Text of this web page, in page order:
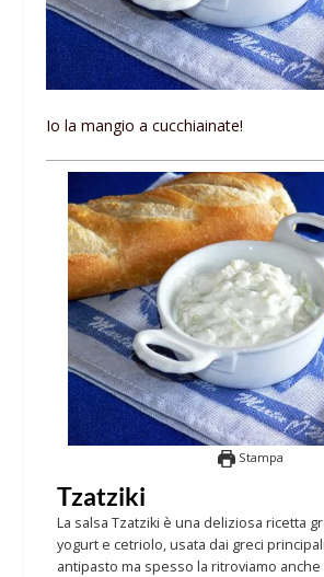
Io la mangio a cucchiainate!
Stampa
Tzatziki
La salsa Tzatziki è una deliziosa ricetta greca a base di
yogurt e cetriolo, usata dai greci
antipasto ma spesso la ritroviamo anche